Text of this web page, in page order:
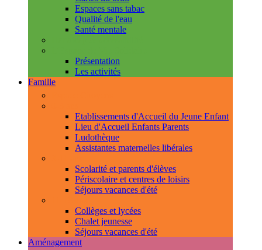
Espaces sans tabac
Qualité de l'eau
Santé mentale
Présentation
Les activités
Famille
Etablissements d'Accueil du Jeune Enfant
Lieu d'Accueil Enfants Parents
Ludothèque
Assistantes maternelles libérales
Scolarité et parents d'élèves
Périscolaire et centres de loisirs
Séjours vacances d'été
Collèges et lycées
Chalet jeunesse
Séjours vacances d'été
Aménagement